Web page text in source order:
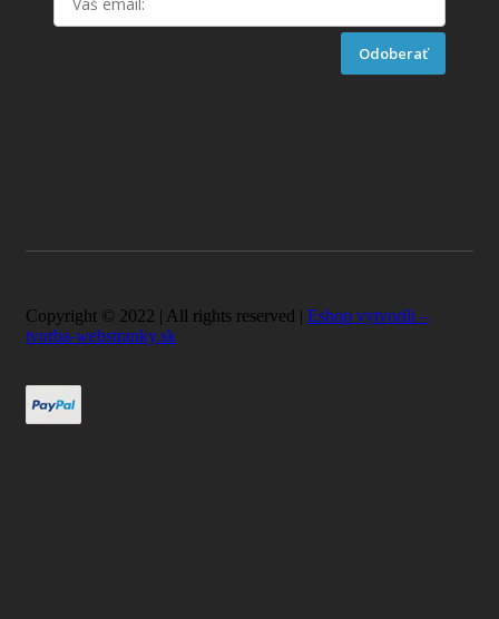
Odoberať
Copyright © 2022 | All rights reserved | Eshop vytvorili –
tvorba-webstranky.sk